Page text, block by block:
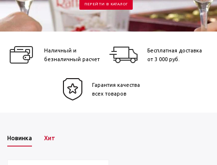
ПЕРЕЙТИ В КАТАЛОГ
Наличный и
безналичный расчет
Бесплатная доставка
от 3 000 руб.
Гарантия качества
всех товаров
Новинка Хит